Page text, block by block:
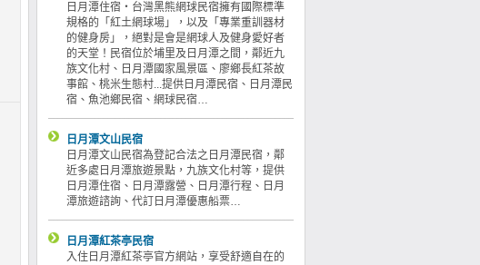
日月潭住宿‧台灣黑熊網球民宿擁有國際標準
規格的「紅土網球場」，以及「專業重訓器材
的健身房」，絕對是會是網球人及健身愛好者
的天堂！民宿位於埔里及日月潭之間，鄰近九
族文化村、日月潭國家風景區、廖鄉長紅茶故
事館、桃米生態村...提供日月潭民宿、日月潭民
宿、魚池鄉民宿、網球民宿…
日月潭文山民宿
日月潭文山民宿為登記合法之日月潭民宿，鄰
近多處日月潭旅遊景點，九族文化村等，提供
日月潭住宿、日月潭露營、日月潭行程、日月
潭旅遊諮詢、代訂日月潭優惠船票…
日月潭紅茶亭民宿
入住日月潭紅茶亭官方網站，享受舒適自在的